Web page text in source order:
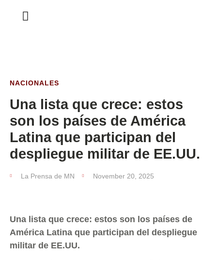
NACIONALES
Una lista que crece: estos
son los países de América
Latina que participan del
despliegue militar de EE.UU.
La Prensa de MN November 20, 2025
Una lista que crece: estos son los países de
América Latina que participan del despliegue
militar de EE.UU.